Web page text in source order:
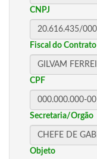
CNPJ
Fiscal do Contrato
CPF
Secretaria/Orgão
Objeto